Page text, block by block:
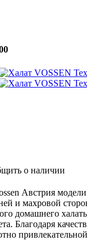
о наличии
Австрия
и махровой
домашнего
Благодаря